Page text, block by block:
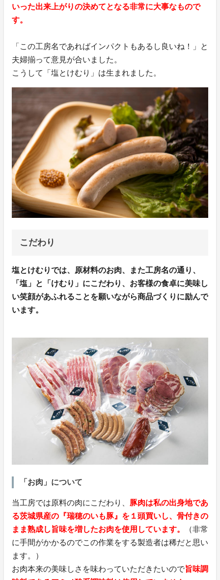
いった出来上がりの決めてとなる非常に大事なもので
す。
「この工房名であればインパクトもあるし良いね！」と
夫婦揃って意見が合いました。
こうして「塩とけむり」は生まれました。
こだわり
塩とけむりでは、原材料のお肉、また工房名の通り、
「塩」と「けむり」にこだわり、お客様の食卓に美味し
い笑顔があふれることを願いながら商品づくりに励んで
います。
「お肉」について
当工房では原料の肉にこだわり、 豚肉は私の出身地であ
る茨城県産の『瑞穂のいも豚』を１頭買いし、骨付きの
まま熟成し旨味を増したお肉を使用しています。
（非常
に手間がかかるのでこの作業をする製造者は稀だと思い
ます。）
お肉本来の美味しさを味わっていただきたいので旨味調